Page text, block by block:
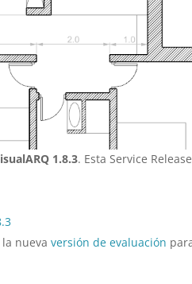
1.8.3. Esta Service
la nuevaversión de evaluación